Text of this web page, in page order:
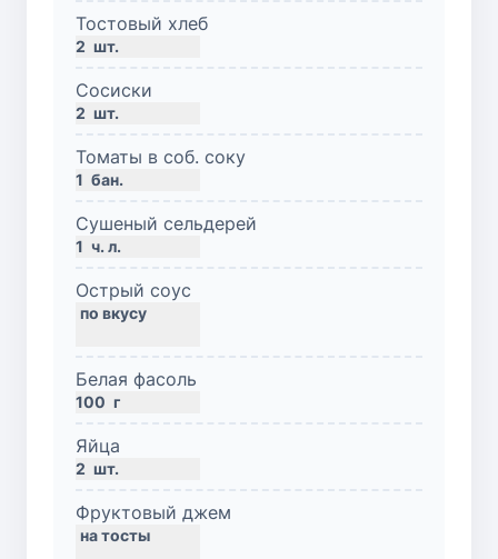
Тостовый хлеб
2 шт.
Сосиски
2 шт.
Томаты в соб. соку
1 бан.
Сушеный сельдерей
1 ч. л.
Острый соус
Белая фасоль
100 г
Яйца
2 шт.
Фруктовый джем